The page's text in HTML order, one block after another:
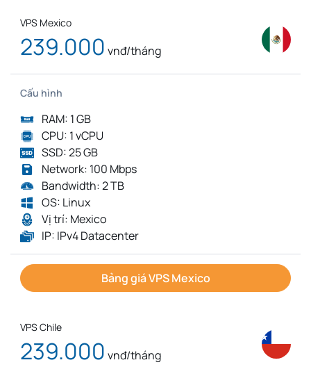
VPS Mexico
239.000 vnđ/tháng
Cấu hình
RAM: 1 GB
CPU: 1 vCPU
SSD: 25 GB
Network: 100 Mbps
Bandwidth: 2 TB
OS: Linux
Vị trí: Mexico
IP: IPv4 Datacenter
Bảng giá VPS Mexico
VPS Chile
239.000 vnđ/tháng